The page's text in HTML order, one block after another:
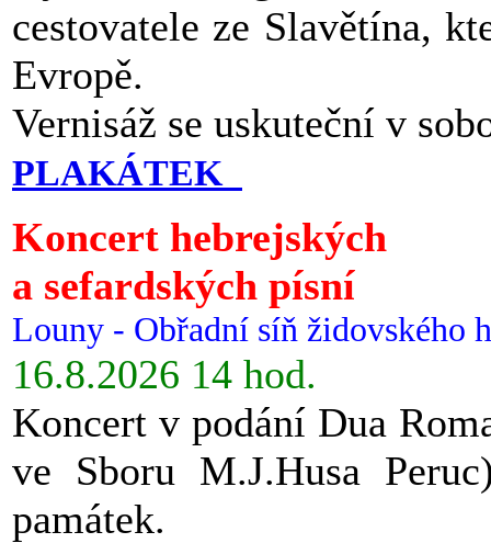
cestovatele ze Slavětína,
Evropě.
Vernisáž se uskuteční v
PLAKÁTEK
Koncert hebrejských
a sefardských písní
Louny - Obřadní síň židovského
16.8.2026 14 hod.
Koncert v podání Dua
ve Sboru M.J.Husa
památek.